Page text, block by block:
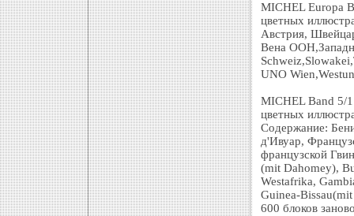
MICHEL Europa
цветных
Австрия,
Вена
UNO
MICHEL Band 5/
цветных
Содержание:
д'Ивуар,
французской
(mit Dahomey),
Westafrika,
Guinea-
600 блоков